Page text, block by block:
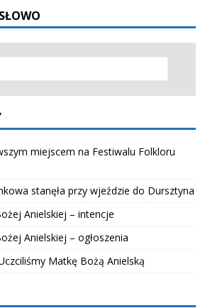
miejscem na Festiwalu Folkloru
stanęła przy wjeździe do Dursztyna
Anielskiej – intencje
Anielskiej – ogłoszenia
Matkę Bożą Anielską